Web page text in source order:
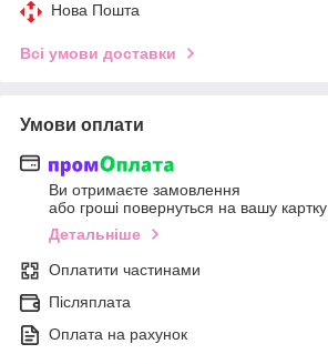
Нова Пошта
Всі умови доставки
Умови оплати
Ви отримаєте замовлення
або гроші повернуться на вашу картку
Детальніше
Оплатити частинами
Післяплата
Оплата на рахунок